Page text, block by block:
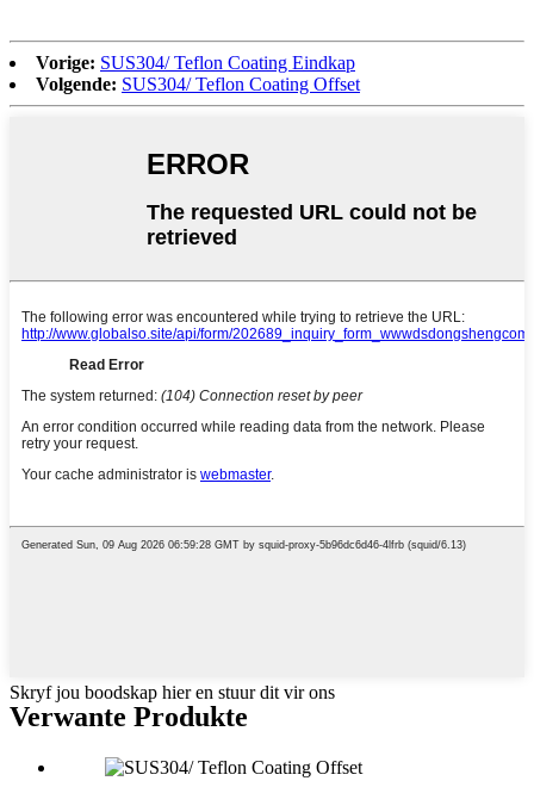
Vorige: SUS304/ Teflon Coating Eindkap
Volgende: SUS304/ Teflon Coating Offset
Skryf jou boodskap hier en stuur dit vir ons
Verwante Produkte